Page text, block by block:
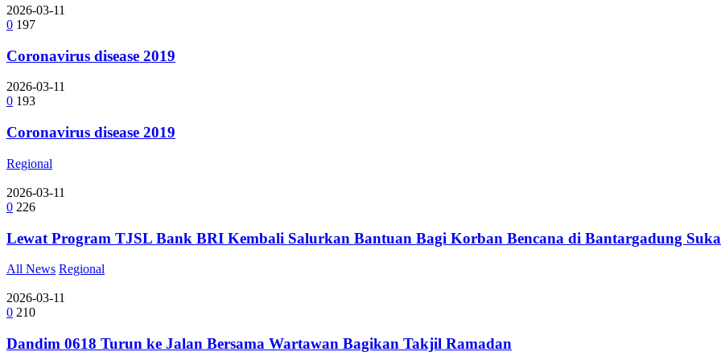
2026-03-11
0 197
Coronavirus disease 2019
2026-03-11
0 193
Coronavirus disease 2019
Regional
2026-03-11
0 226
Lewat Program TJSL Bank BRI Kembali Salurkan Bantuan Bagi Korban Bencana di Bantargadung
All News Regional
2026-03-11
0 210
Dandim 0618 Turun ke Jalan Bersama Wartawan Bagikan Takjil Ramadan